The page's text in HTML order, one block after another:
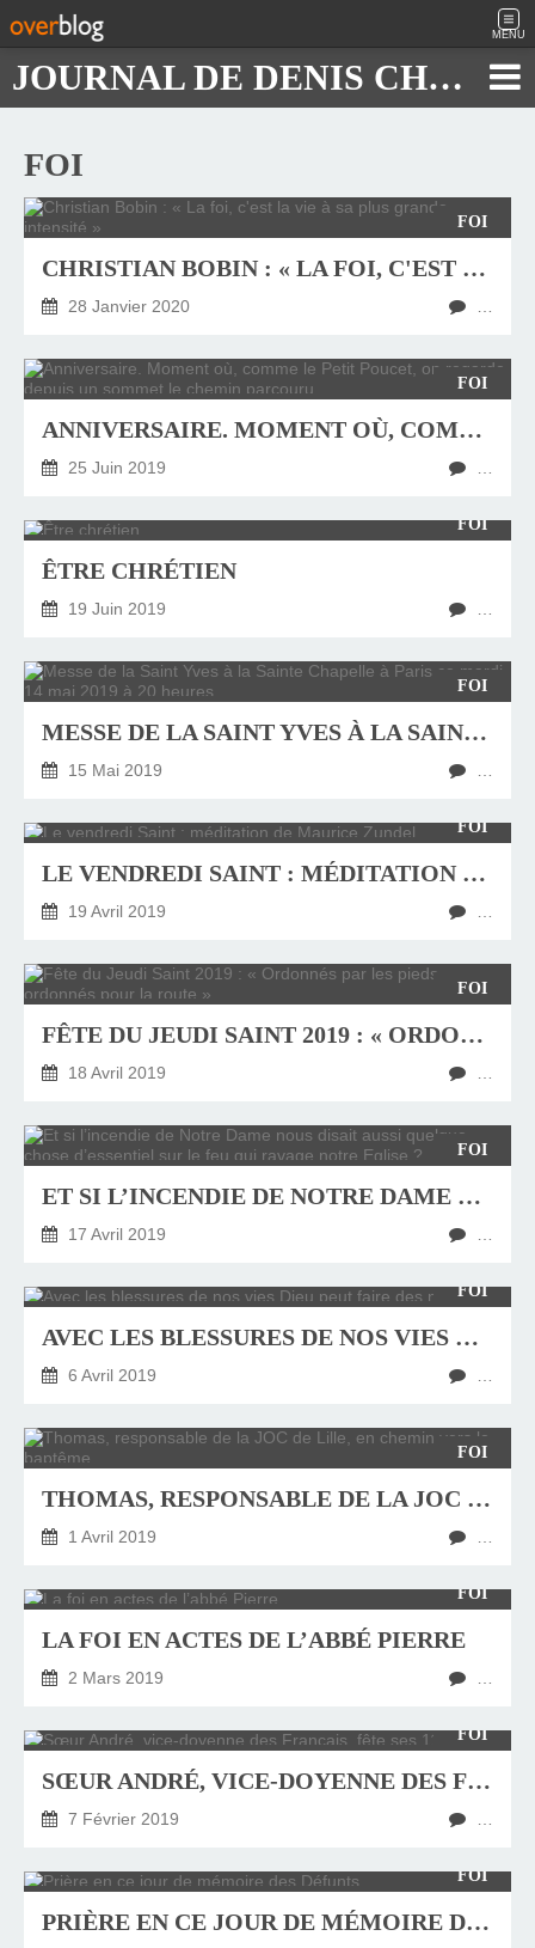
MENU
JOURNAL DE DENIS CHAUTARD
FOI
FOI
CHRISTIAN BOBIN : « LA FOI, C'EST LA VIE À SA PLUS GRANDE INTENSITÉ »
28 Janvier 2020
FOI
ANNIVERSAIRE. MOMENT OÙ, COMME LE PETIT POUCET, ON REGARDE DEPUIS UN SOMMET LE CHEMIN PARCOURU.
25 Juin 2019
FOI
ÊTRE CHRÉTIEN
19 Juin 2019
FOI
MESSE DE LA SAINT YVES À LA SAINTE CHAPELLE À PARIS CE MARDI 14 MAI 2019 À 20 HEURES
15 Mai 2019
FOI
LE VENDREDI SAINT : MÉDITATION DE MAURICE ZUNDEL
19 Avril 2019
FOI
FÊTE DU JEUDI SAINT 2019 : « ORDONNÉS PAR LES PIEDS, ORDONNÉS POUR LA ROUTE »
18 Avril 2019
FOI
ET SI L’INCENDIE DE NOTRE DAME NOUS DISAIT AUSSI QUELQUE CHOSE D’ESSENTIEL SUR LE FEU QUI RAVAGE NOTRE EGLISE ?
17 Avril 2019
FOI
AVEC LES BLESSURES DE NOS VIES DIEU PEUT FAIRE DES MERVEILLES
6 Avril 2019
FOI
THOMAS, RESPONSABLE DE LA JOC DE LILLE, EN CHEMIN VERS LE BAPTÊME
1 Avril 2019
FOI
LA FOI EN ACTES DE L’ABBÉ PIERRE
2 Mars 2019
FOI
SŒUR ANDRÉ, VICE-DOYENNE DES FRANÇAIS, FÊTE SES 115 ANS
7 Février 2019
FOI
PRIÈRE EN CE JOUR DE MÉMOIRE DES DÉFUNTS